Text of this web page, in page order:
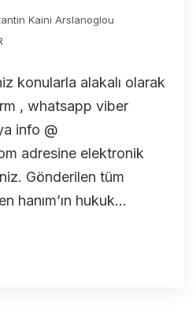
Kaini Arslanoglou
konularla alakalı olarak
, whatsapp viber
info @
adresine elektronik
Gönderilen tüm
hanım’ın hukuk...